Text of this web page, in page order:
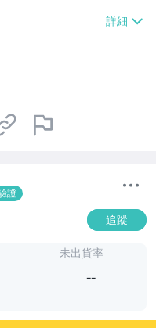
或消費滿$25000
證
追蹤
未出貨率
--